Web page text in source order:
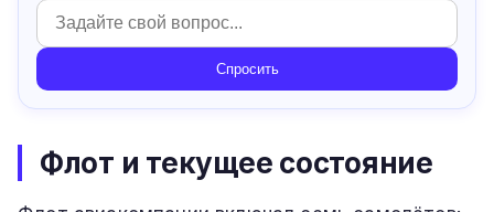
Спросить
Флот и текущее состояние